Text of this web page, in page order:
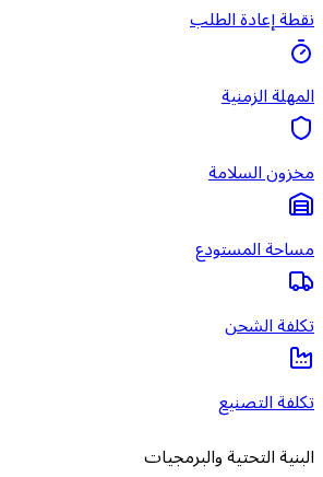
نقطة إعادة الطلب
المهلة الزمنية
مخزون السلامة
مساحة المستودع
تكلفة الشحن
تكلفة التصنيع
البنية التحتية والبرمجيات